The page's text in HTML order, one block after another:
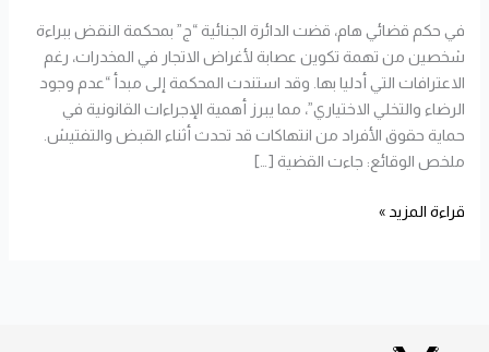
في حكم قضائي هام، قضت الدائرة الجنائية “ج” بمحكمة النقض ببراءة
شخصين من تهمة تكوين عصابة لأغراض الاتجار في المخدرات، رغم
الاعترافات التي أدليا بها. وقد استندت المحكمة إلى مبدأ “عدم وجود
الرضاء والتخلي الاختياري”، مما يبرز أهمية الإجراءات القانونية في
حماية حقوق الأفراد من انتهاكات قد تحدث أثناء القبض والتفتيش.
ملخص الوقائع: جاءت القضية […]
قراءة المزيد »